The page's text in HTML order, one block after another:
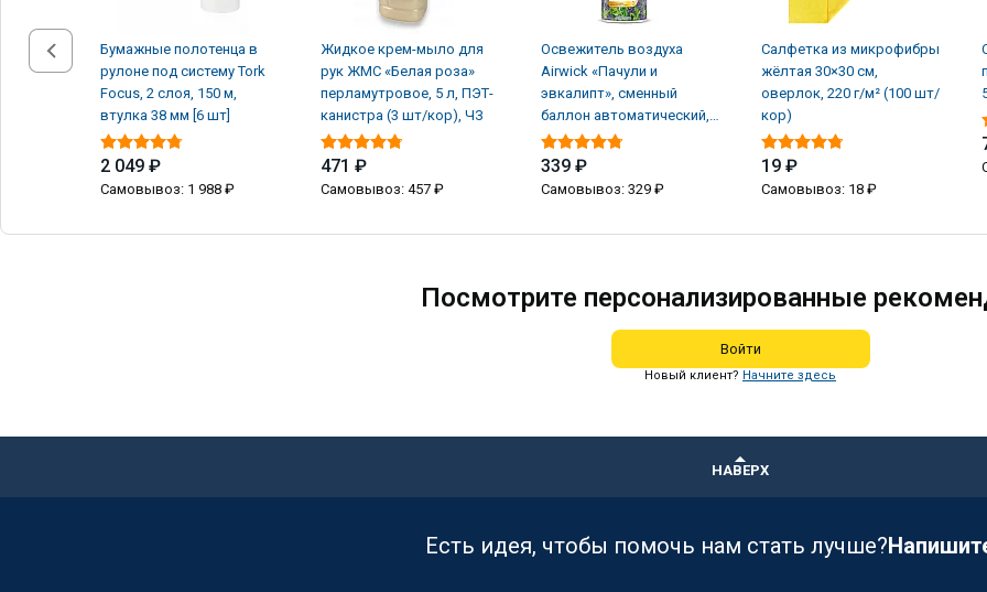
Бумажные полотенца в
рулоне под систему Tork
Focus, 2 слоя, 150 м,
втулка 38 мм [6 шт]
2 049 ₽
Самовывоз: 1 988 ₽
Жидкое крем-мыло для
рук ЖМС «Белая роза»
перламутровое, 5 л, ПЭТ-
канистра (3 шт/кор), ЧЗ
471 ₽
Самовывоз: 457 ₽
Освежитель воздуха
Airwick «Пачули и
эвкалипт», сменный
баллон автоматический,
250 мл (6 шт/кор)
339 ₽
Самовывоз: 329 ₽
Салфетка из микрофибры
жёлтая 30×30 см,
оверлок, 220 г/м² (100 шт/
кор)
19 ₽
Самовывоз: 18 ₽
Посмотрите персонализированные
Войти
Новый клиент? Начните здесь
НАВЕРХ
Есть идея, чтобы помочь нам стать лучше?